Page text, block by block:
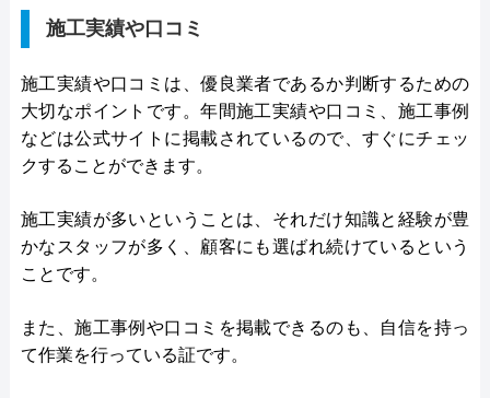
施工実績や口コミ
施工実績や口コミは、優良業者であるか判断するための
大切なポイントです。年間施工実績や口コミ、施工事例
などは公式サイトに掲載されているので、すぐにチェッ
クすることができます。
施工実績が多いということは、それだけ知識と経験が豊
かなスタッフが多く、顧客にも選ばれ続けているという
ことです。
また、施工事例や口コミを掲載できるのも、自信を持っ
て作業を行っている証です。